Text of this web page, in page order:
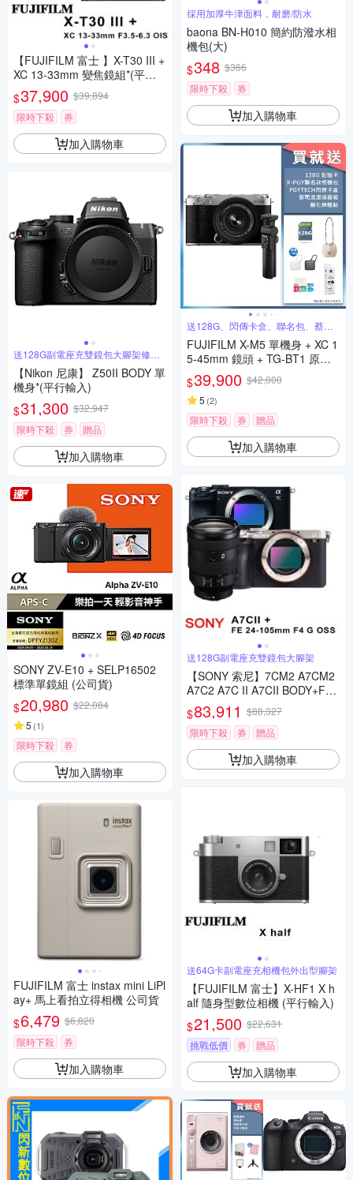
【FUJIFILM 富士 】X-T30 III +
XC 13-33mm 變焦鏡組*(平行
輸入)
$37,900 $39,894
限時下殺
券
加入購物車
送128G副電座充雙鏡包大腳架修容
組
【Nikon 尼康】 Z50II BODY 單
機身*(平行輸入)
$31,300 $32,947
限時下殺
券 贈品
加入購物車
SONY ZV-E10 + SELP16502
標準單鏡組 (公司貨)
$20,980 $22,084
5 (1)
限時下殺 券
加入購物車
FUJIFILM 富士 instax mini LiPl
ay+ 馬上看拍立得相機 公司貨
$6,479 $6,820
限時下殺
券
加入購物車
採用加厚牛津面料，耐磨/防水
baona BN-H010 簡約防潑水相
機包(大)
$348 $366
限時下殺
券
加入購物車
送128G、閃傳卡盒、聯名包、蔡司
清潔組
FUJIFILM X-M5 單機身 + XC 1
5-45mm 鏡頭 + TG-BT1 原廠
手把 公司貨
$39,900 $42,000
5 (2)
限時下殺 券 贈品
加入購物車
送128G副電座充雙鏡包大腳架
【SONY 索尼】7CM2 A7CM2
A7C2 A7C II A7CII BODY+FE2
4-105mm G變焦鏡(*(中文平輸)
$83,911 $88,327
限時下殺
券 贈品
加入購物車
送64G卡副電座充相機包外出型腳架
【FUJIFILM 富士】X-HF1 X h
alf 隨身型數位相機 (平行輸入)
$21,500 $22,631
挑戰低價
券 贈品
加入購物車